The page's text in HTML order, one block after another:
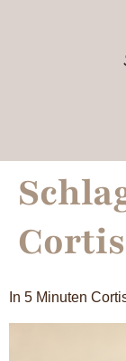
In 5 Minuten